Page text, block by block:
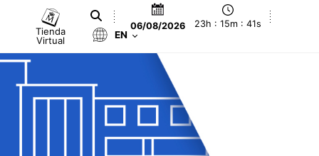
Tienda
Virtual
06/08/2026 23h : 15m : 41s
EN